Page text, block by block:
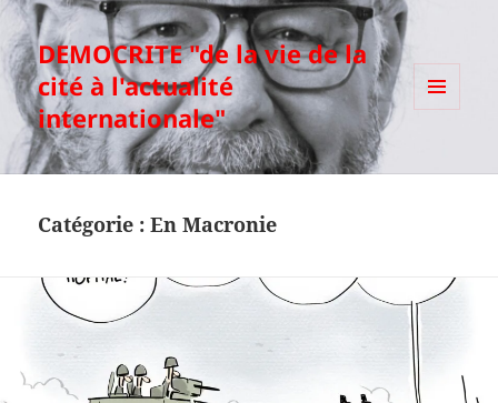
DEMOCRITE "de la vie de la
cité à l'actualité
internationale"
Catégorie :En Macronie